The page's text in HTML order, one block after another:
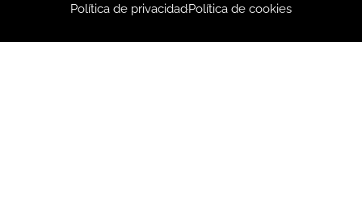
Política de privacidadPolítica de cookies